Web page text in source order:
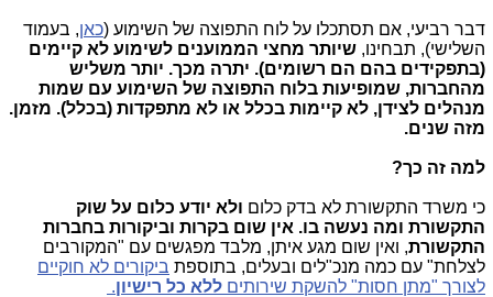
דבר רביעי, אם תסתכלו על לוח התפוצה של השימוע (כאן, בעמוד
השלישי), תבחינו, שיותר מחצי הממוענים לשימוע לא קיימים
(בתפקידים בהם הם רשומים). יתרה מכך. יותר משליש
מהחברות, שמופיעות בלוח התפוצה של השימוע עם שמות
מנהלים לצידן, לא קיימות בכלל או לא מתפקדות (בכלל). מזמן.
מזה שנים.
למה זה כך?
כי משרד התקשורת לא בדק כלום ולא יודע כלום על שוק
התקשורת ומה נעשה בו. אין שום בקרות וביקורות בחברות
התקשורת, ואין שום מגע איתן, מלבד מפגשים עם "המקורבים
לצלחת" עם כמה מנכ"לים ובעלים, בתוספת ביקורים לא חוקיים
לצורך "מתן חסות" להשקת שירותים ללא כל רישיון.